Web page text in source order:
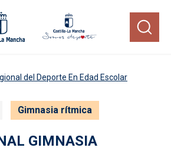
Gimnasia rítmica
GIMNASIA